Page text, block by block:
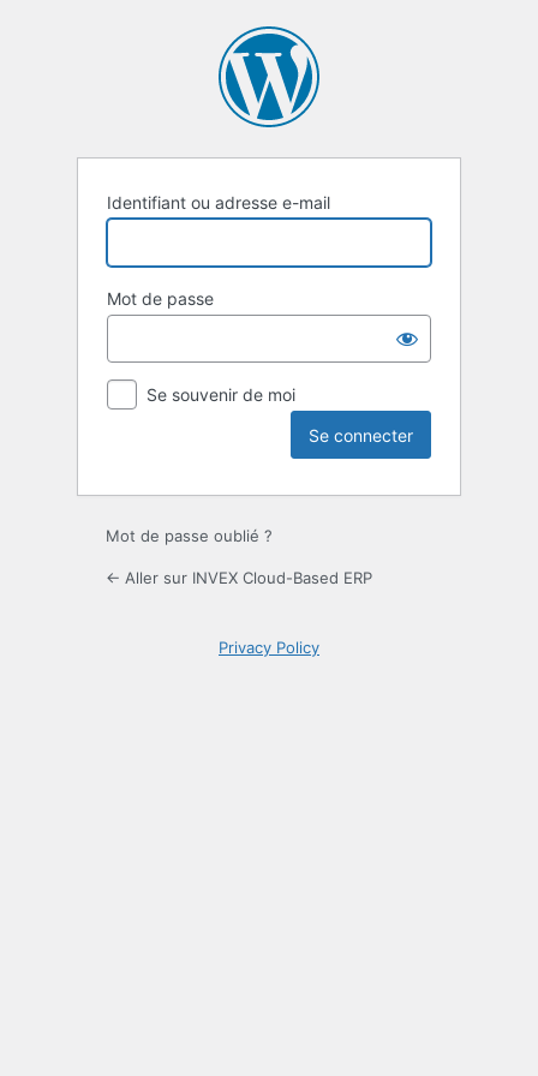
Identifiant ou adresse e-mail
Mot de passe
Se souvenir de moi
Mot de passe oublié ?
← Aller sur INVEX Cloud-Based ERP
Privacy Policy